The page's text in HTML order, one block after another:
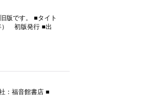
版です。 ■タイト
） 初版発行 ■出
：福音館書店 ■